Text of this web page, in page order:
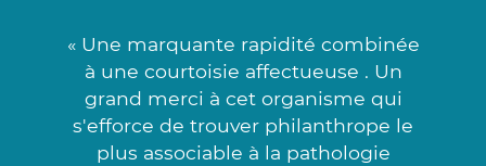
« Une marquante rapidité combinée
à une courtoisie affectueuse . Un
grand merci à cet organisme qui
s'efforce de trouver philanthrope le
plus associable à la pathologie